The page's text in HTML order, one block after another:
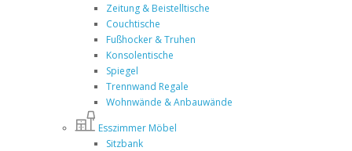
Zeitung & Beistelltische
Couchtische
Fußhocker & Truhen
Konsolentische
Spiegel
Trennwand Regale
Wohnwände & Anbauwände
Esszimmer Möbel
Sitzbank